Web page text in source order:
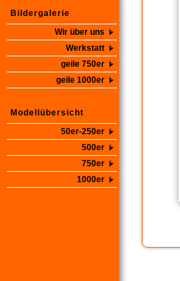
Bildergalerie
Wir über uns
Werkstatt
geile 750er
geile 1000er
Modellübersicht
50er-250er
500er
750er
1000er